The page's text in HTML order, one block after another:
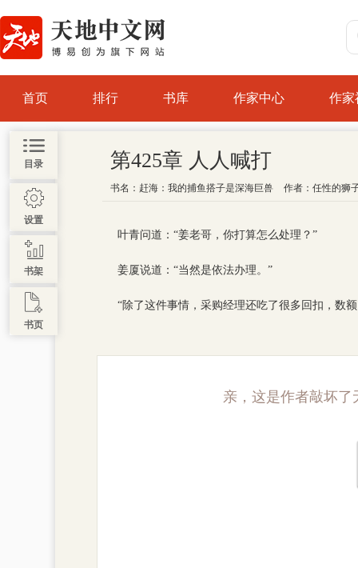
首页 排行 书库 作家中心 作家
目录
设置
书架
书页
第425章 人人喊打
书名： 赶海：我的捕鱼搭子是深海巨兽 作者： 任性的狮
叶青问道：“姜老哥，你打算怎么处理？”
姜厦说道：“当然是依法办理。”
“除了这件事情，采购经理还吃了很多回扣，数
亲，这是作者敲坏